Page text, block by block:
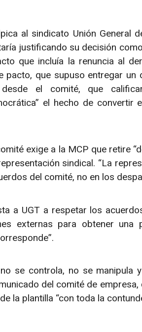
al sindicato Unión General
justificando su decisión
que incluía la renuncia al
pacto, que supuso entregar un
desde el comité, que
el hecho de convertir
exige a la MCP que retire
sindical. “La
del comité, no en los
a UGT a respetar los
externas para obtener una
se controla, no se manipula
del comité de
la plantilla “con toda la